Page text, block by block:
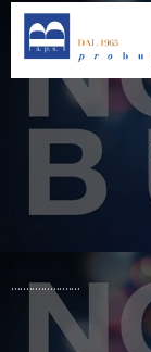
.......................